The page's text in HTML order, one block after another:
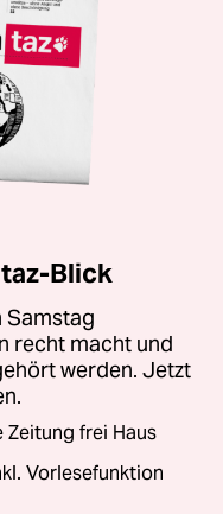
Blick
Samstag
recht macht und
werden. Jetzt
frei Haus
Vorlesefunktion